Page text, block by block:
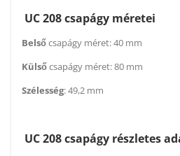
UC 208 csapágy méretei
Belsőcsapágy méret: 40 mm
Külsőcsapágy méret: 80 mm
Szélesség: 49,2 mm
UC 208 csapágy részletes